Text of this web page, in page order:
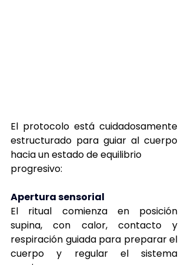
El protocolo está cuidadosamente
estructurado para guiar al cuerpo
hacia un estado de equilibrio
progresivo:
Apertura sensorial
El ritual comienza en posición
supina, con calor, contacto y
respiración guiada para preparar el
cuerpo y regular el sistema